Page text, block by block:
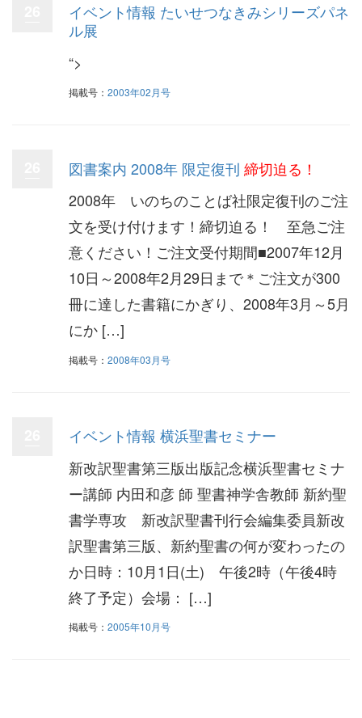
イベント情報 たいせつなきみシリーズパネ
ル展
“>
掲載号： 2003年02月号
図書案内 2008年 限定復刊 締切迫る！
2008年 いのちのことば社限定復刊のご注
文を受け付けます！締切迫る！ 至急ご注
意ください！ご注文受付期間■2007年12月
10日～2008年2月29日まで＊ご注文が300
冊に達した書籍にかぎり、2008年3月～5月
にか […]
掲載号： 2008年03月号
イベント情報 横浜聖書セミナー
新改訳聖書第三版出版記念横浜聖書セミナ
ー講師 内田和彦 師 聖書神学舎教師 新約聖
書学専攻 新改訳聖書刊行会編集委員新改
訳聖書第三版、新約聖書の何が変わったの
か日時：10月1日(土) 午後2時（午後4時
終了予定）会場： […]
掲載号： 2005年10月号